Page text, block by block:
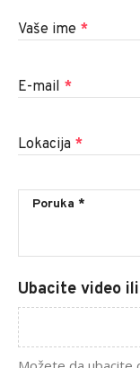
Vaše ime *
E-mail *
Lokacija *
Ubacite video